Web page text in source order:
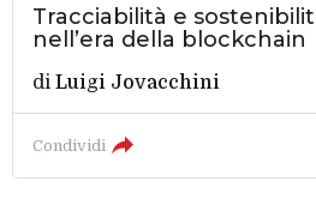
Tracciabilità e
nell’era della blockchain
diLuigi Jovacchini
Condividi